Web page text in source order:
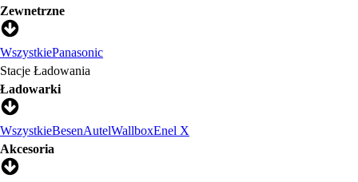
Zewnetrzne
WszystkiePanasonic
Stacje Ładowania
Ładowarki
WszystkieBesenAutelWallboxEnel X
Akcesoria